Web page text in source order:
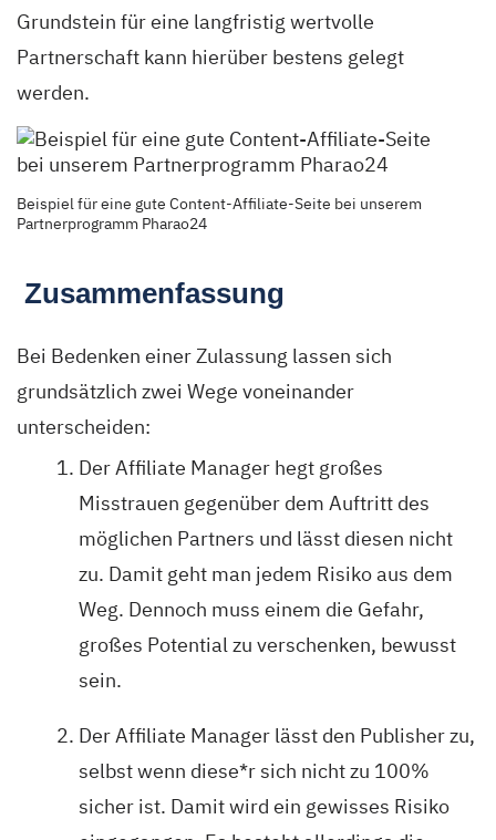
Grundstein für eine langfristig wertvolle
Partnerschaft kann hierüber bestens gelegt
werden.
Beispiel für eine gute Content-Affiliate-Seite bei unserem
Partnerprogramm Pharao24
Zusammenfassung
Bei Bedenken einer Zulassung lassen sich
grundsätzlich zwei Wege voneinander
unterscheiden:
Der Affiliate Manager hegt großes
Misstrauen gegenüber dem Auftritt des
möglichen Partners und lässt diesen nicht
zu. Damit geht man jedem Risiko aus dem
Weg. Dennoch muss einem die Gefahr,
großes Potential zu verschenken, bewusst
sein.
Der Affiliate Manager lässt den Publisher zu,
selbst wenn diese*r sich nicht zu 100%
sicher ist. Damit wird ein gewisses Risiko